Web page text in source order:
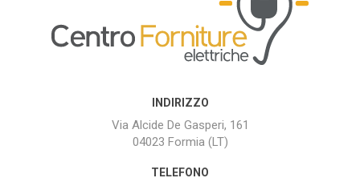
INDIRIZZO
Via Alcide De Gasperi, 161
04023 Formia (LT)
TELEFONO